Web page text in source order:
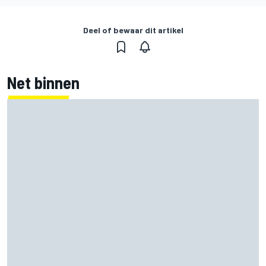
Deel of bewaar dit artikel
Net binnen